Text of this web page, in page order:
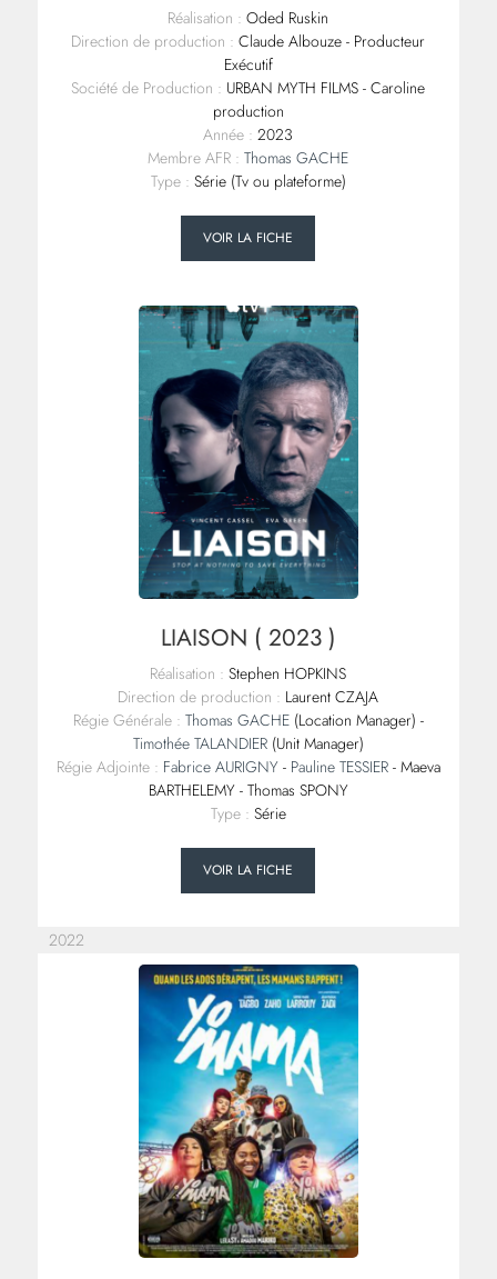
Réalisation : Oded Ruskin
Direction de production : Claude Albouze - Producteur
Exécutif
Société de Production : URBAN MYTH FILMS - Caroline
production
Année : 2023
Membre AFR : Thomas GACHE
Type : Série (Tv ou plateforme)
VOIR LA FICHE
LIAISON ( 2023 )
Réalisation : Stephen HOPKINS
Direction de production : Laurent CZAJA
Régie Générale : Thomas GACHE(Location Manager) -
Timothée TALANDIER(Unit Manager)
Régie Adjointe : Fabrice AURIGNY- Pauline TESSIER- Maeva
BARTHELEMY - Thomas SPONY
Type : Série
VOIR LA FICHE
2022